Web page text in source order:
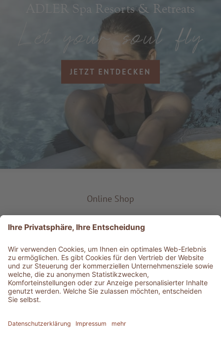
ADLER Spa Resorts & Retreats
JETZT ENTDECKEN
Online Shop
Service & Info